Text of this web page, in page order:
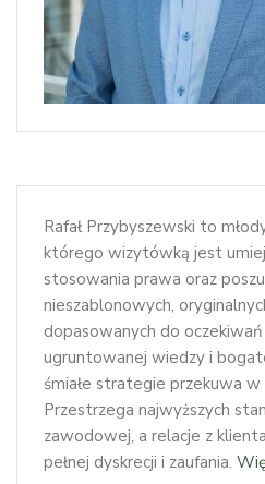
Rafał Przybyszewski to
którego wizytówką jest
stosowania prawa oraz
nieszablonowych,
dopasowanych do
ugruntowanej wiedzy i
śmiałe strategie przekuwa
Przestrzega najwyższych
zawodowej, a relacje z
pełnej dyskrecji i zaufania.